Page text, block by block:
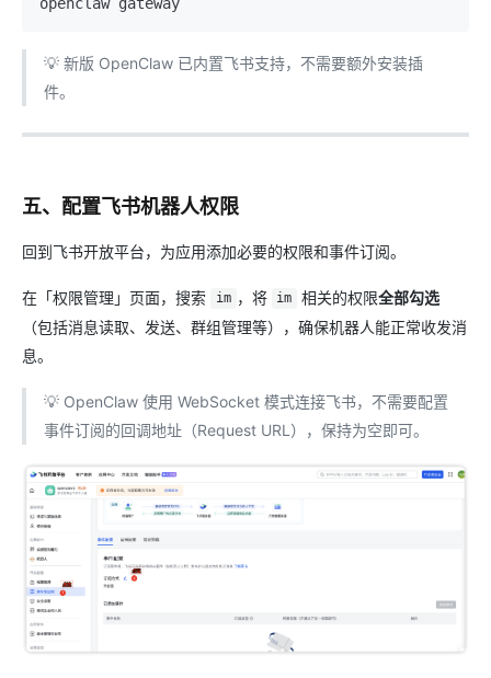
💡 新版 OpenClaw 已内置飞书支持，不需要额外安装插
件。
五、配置飞书机器人权限
回到飞书开放平台，为应用添加必要的权限和事件订阅。
在「权限管理」页面，搜索 im ，将 im 相关的权限全部勾选
（包括消息读取、发送、群组管理等），确保机器人能正常收发消
息。
💡 OpenClaw 使用 WebSocket 模式连接飞书，不需要配置
事件订阅的回调地址（Request URL），保持为空即可。